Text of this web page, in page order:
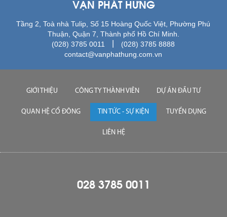
VẠN PHÁT HƯNG
Tầng 2, Toà nhà Tulip, Số 15 Hoàng Quốc Việt, Phường Phú
Thuận, Quận 7, Thành phố Hồ Chí Minh.
(028) 3785 0011
(028) 3785 8888
contact@vanphathung.com.vn
GIỚI THIỆU CÔNG TY THÀNH VIÊN DỰ ÁN ĐẦU TƯ
QUAN HỆ CỔ ĐÔNG TIN TỨC - SỰ KIỆN TUYỂN DỤNG
LIÊN HỆ
028 3785 0011